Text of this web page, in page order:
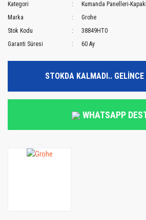
Kategori Kumanda Panelleri-
Marka
Grohe
Stok Kodu
38849HT0
Garanti Süresi
60 Ay
STOKDA KALMADI.. GELİNCE
WHATSAPP